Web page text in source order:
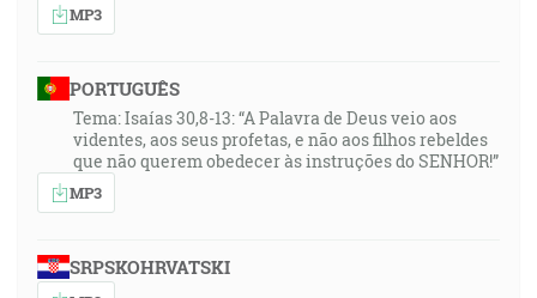
MP3
PORTUGUÊS
Tema: Isaías 30,8-13: “A Palavra de Deus veio aos
videntes, aos seus profetas, e não aos filhos rebeldes
que não querem obedecer às instruções do SENHOR!”
MP3
SRPSKOHRVATSKI